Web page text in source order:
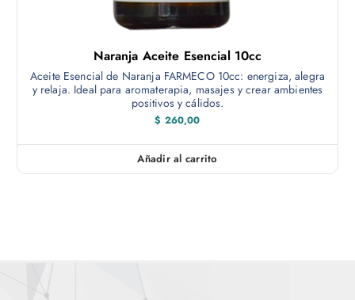
Naranja Aceite Esencial 10cc
Aceite Esencial de Naranja FARMECO 10cc: energiza, alegra
y relaja. Ideal para aromaterapia, masajes y crear ambientes
positivos y cálidos.
$ 260,00
Añadir al carrito